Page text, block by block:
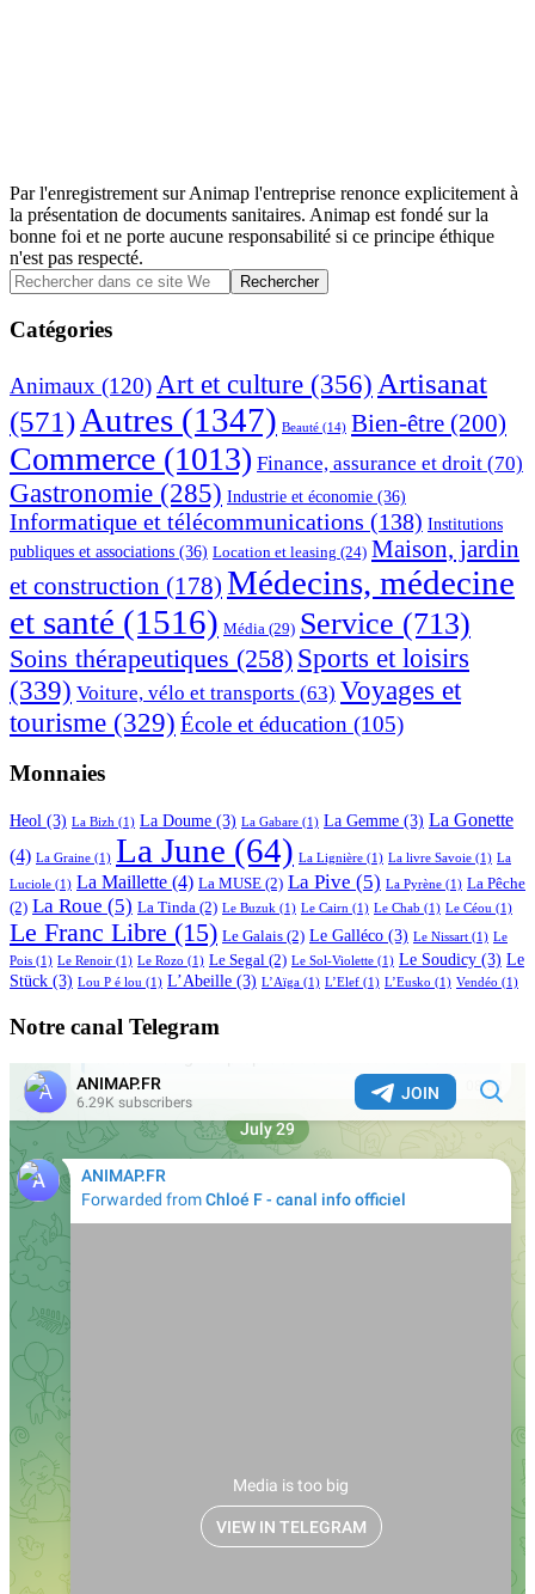
Par l'enregistrement sur Animap l'entreprise renonce explicitement à
la présentation de documents sanitaires. Animap est fondé sur la
bonne foi et ne porte aucune responsabilité si ce principe éthique
n'est pas respecté.
Barre
latérale
principale
Rechercher
dans
ce
site
Catégories
Animaux (120) Art et culture (356) Artisanat
(571) Autres (1347) Beauté (14) Bien-être (200)
Commerce (1013) Finance, assurance et droit (70)
Gastronomie (285) Industrie et économie (36)
Informatique et télécommunications (138) Institutions
publiques et associations (36) Location et leasing (24) Maison, jardin
et construction (178) Médecins, médecine
et santé (1516) Média (29) Service (713)
Soins thérapeutiques (258) Sports et loisirs
(339) Voiture, vélo et transports (63) Voyages et
tourisme (329) École et éducation (105)
Monnaies
Heol (3) La Bizh (1) La Doume (3) La Gabare (1) La Gemme (3) La Gonette
(4) La Graine (1) La June (64) La Lignière (1) La livre Savoie (1) La
Luciole (1) La Maillette (4) La MUSE (2) La Pive (5) La Pyrène (1) La Pêche
(2) La Roue (5) La Tinda (2) Le Buzuk (1) Le Cairn (1) Le Chab (1) Le Céou (1)
Le Franc Libre (15) Le Galais (2) Le Galléco (3) Le Nissart (1) Le
Pois (1) Le Renoir (1) Le Rozo (1) Le Segal (2) Le Sol-Violette (1) Le Soudicy (3) Le
Stück (3) Lou P é lou (1) L’Abeille (3) L’Aïga (1) L’Elef (1) L’Eusko (1) Vendéo (1)
Notre canal Telegram